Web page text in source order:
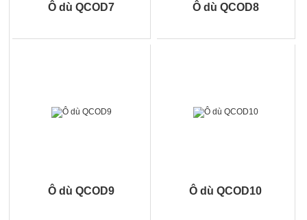
Ô dù QCOD7 Ô dù QCOD8
Ô dù QCOD9 Ô dù QCOD10